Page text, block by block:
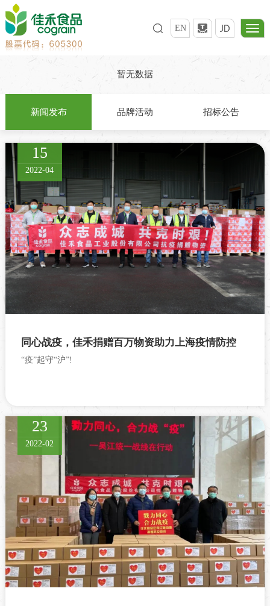
EN
暂无数据
新闻发布 品牌活动 招标公告
15
2022-04
同心战疫，佳禾捐赠百万物资助力上海疫情防控
“疫”起守“沪”!
23
2022-02